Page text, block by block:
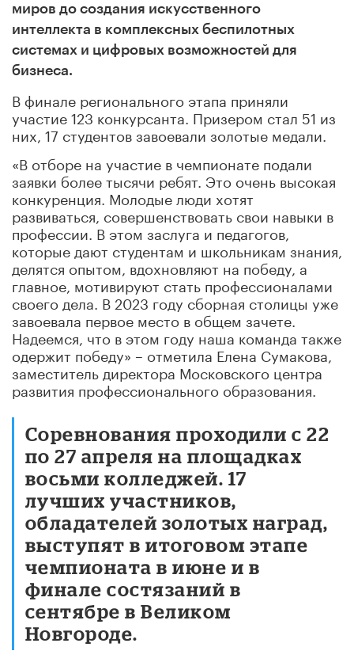
миров до создания искусственного
интеллекта в комплексных беспилотных
системах и цифровых возможностей для
бизнеса.
В финале регионального этапа приняли
участие 123 конкурсанта. Призером стал 51 из
них, 17 студентов завоевали золотые медали.
«В отборе на участие в чемпионате подали
заявки более тысячи ребят. Это очень высокая
конкуренция. Молодые люди хотят
развиваться, совершенствовать свои навыки в
профессии. В этом заслуга и педагогов,
которые дают студентам и школьникам знания,
делятся опытом, вдохновляют на победу, а
главное, мотивируют стать профессионалами
своего дела. В 2023 году сборная столицы уже
завоевала первое место в общем зачете.
Надеемся, что в этом году наша команда также
одержит победу» – отметила Елена Сумакова,
заместитель директора Московского центра
развития профессионального образования.
Соревнования проходили с 22
по 27 апреля на площадках
восьми колледжей. 17
лучших участников,
обладателей золотых наград,
выступят в итоговом этапе
чемпионата в июне и в
финале состязаний в
сентябре в Великом
Новгороде.